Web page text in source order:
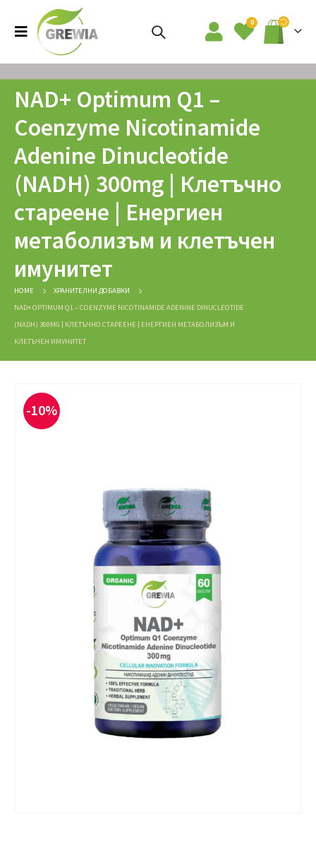
0
NAD+ Optimum Q1 –
Coenzyme Nicotinamide
Adenine Dinucleotide
(NADH) 300mg | Клетъчно
стареене | Енергиен
метаболизъм и клетъчен
имунитет
HOME
ХРАНИТЕЛНИ ДОБАВКИ
NAD+ OPTIMUM Q1 – COENZYME NICOTINAMIDE ADENINE DINUCLEOTIDE
(NADH) 300MG | КЛЕТЪЧНО СТАРЕЕНЕ | ЕНЕРГИЕН МЕТАБОЛИЗЪМ И
КЛЕТЪЧЕН ИМУНИТЕТ
-10%